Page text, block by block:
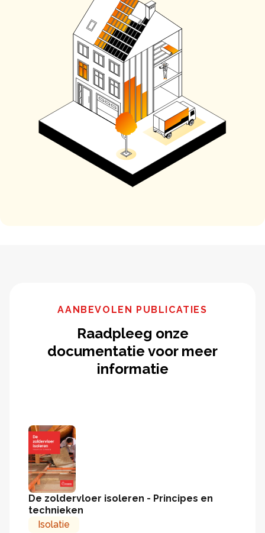
AANBEVOLEN PUBLICATIES
Raadpleeg onze
documentatie voor meer
informatie
De zoldervloer isoleren - Principes en
technieken
Isolatie